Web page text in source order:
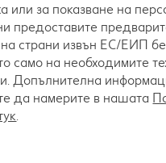
почистват от
и риган.
или за показване на
предоставите
страни извън ЕС/ЕИП
само на необходимите
Допълнителна
да намерите в нашата